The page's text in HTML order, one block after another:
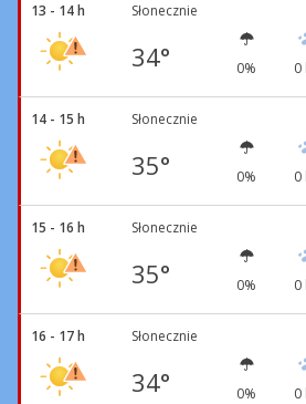
13 - 14 h Słonecznie
34° 0% 0
14 - 15 h Słonecznie
35° 0% 0
15 - 16 h Słonecznie
35° 0% 0
16 - 17 h Słonecznie
34° 0% 0